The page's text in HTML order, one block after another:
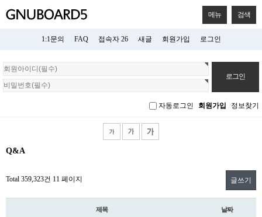
메뉴 검색
1:1문의 FAQ 접속자 26 새글 회원가입 로그인
회
원
로
자동로그인 회원가입 정보찾기
Q&A
Total 359,323건 11 페이지 글쓰기
제목 날짜